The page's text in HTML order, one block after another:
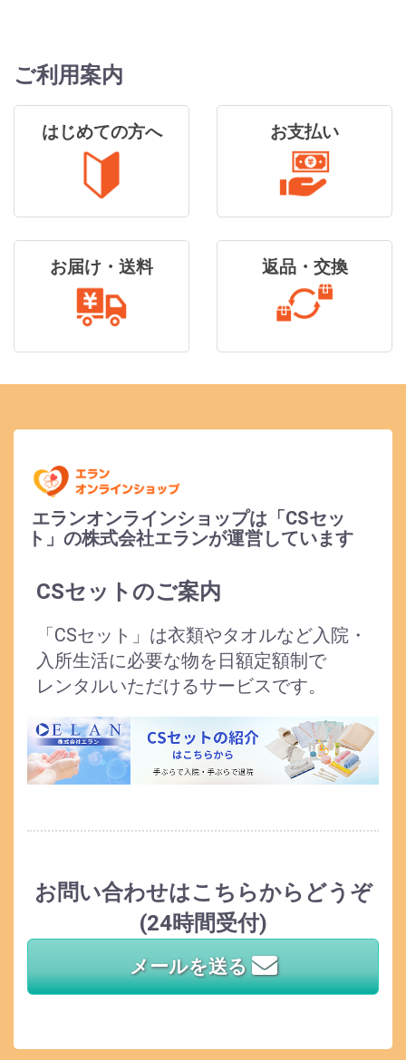
ご利用案内
はじめての方へ お支払い
お届け・送料 返品・交換
エランオンラインショップは「CSセッ
ト」の株式会社エランが運営しています
CSセットのご案内
「CSセット」は衣類やタオルなど入院・
入所生活に必要な物を日額定額制で
レンタルいただけるサービスです。
お問い合わせはこちらからどうぞ
(24時間受付)
メールを送る